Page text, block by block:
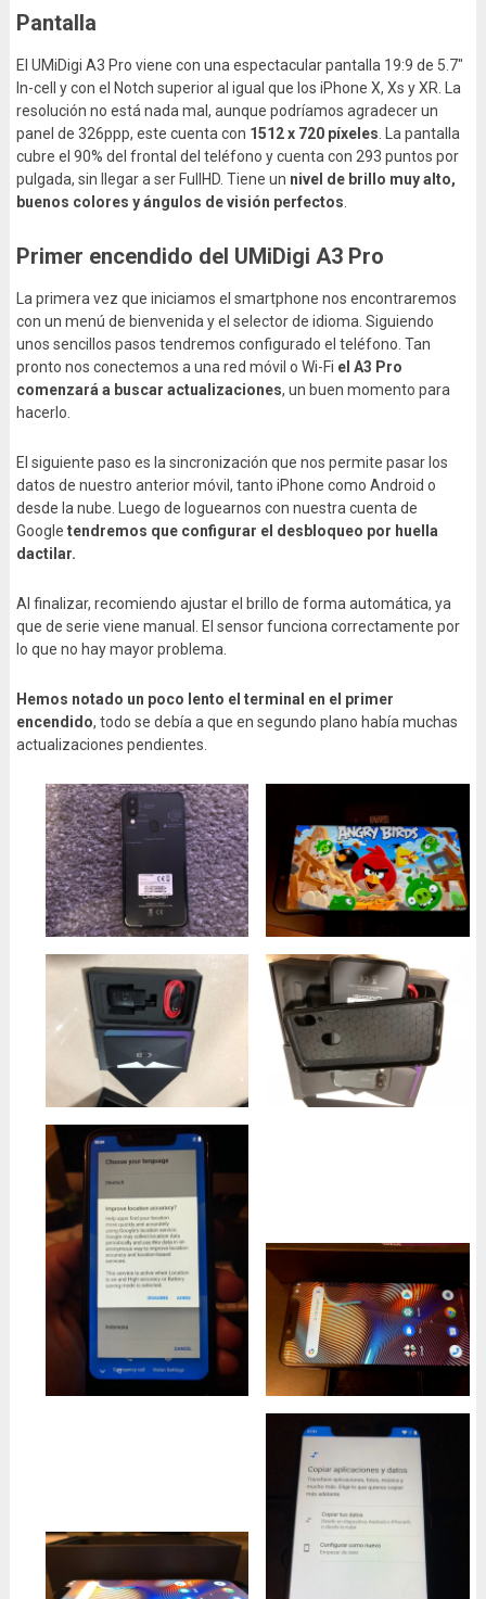
Pantalla
El UMiDigi A3 Pro viene con una espectacular pantalla 19:9 de 5.7″
In-cell y con el Notch superior al igual que los iPhone X, Xs y XR. La
resolución no está nada mal, aunque podríamos agradecer un
panel de 326ppp, este cuenta con 1512 x 720 píxeles . La pantalla
cubre el 90% del frontal del teléfono y cuenta con 293 puntos por
pulgada, sin llegar a ser FullHD. Tiene un nivel de brillo muy alto,
buenos colores y ángulos de visión perfectos
Primer encendido del UMiDigi A3 Pro
La primera vez que iniciamos el smartphone nos encontraremos
con un menú de bienvenida y el selector de idioma. Siguiendo
unos sencillos pasos tendremos configurado el teléfono. Tan
pronto nos conectemos a una red móvil o Wi-Fi el A3 Pro
comenzará a buscar actualizaciones, un buen momento para
hacerlo.
El siguiente paso es la sincronización que nos permite pasar los
datos de nuestro anterior móvil, tanto iPhone como Android o
desde la nube. Luego de loguearnos con nuestra cuenta de
Google tendremos que configurar el desbloqueo por huella
dactilar.
Al finalizar, recomiendo ajustar el brillo de forma automática, ya
que de serie viene manual. El sensor funciona correctamente por
lo que no hay mayor problema.
Hemos notado un poco lento el terminal en el primer
encendido, todo se debía a que en segundo plano había muchas
actualizaciones pendientes.